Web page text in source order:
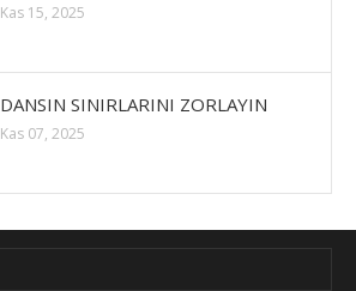
Kas 15, 2025
DANSIN SINIRLARINI ZORLAYIN
Kas 07, 2025